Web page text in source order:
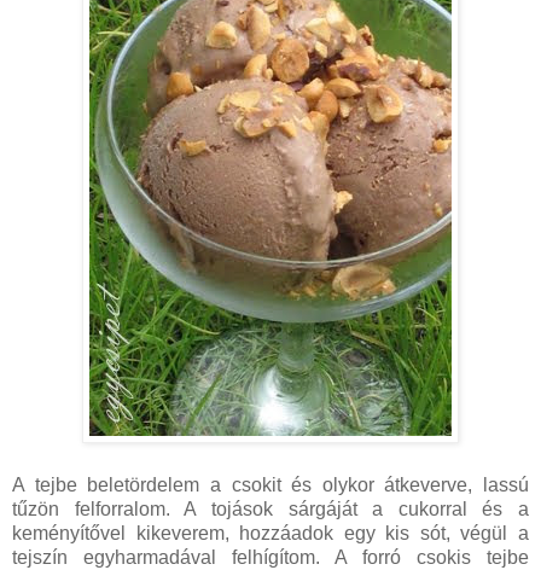
A tejbe beletördelem a csokit és olykor átkeverve, lassú
tűzön felforralom. A tojások sárgáját a cukorral és a
keményítővel kikeverem, hozzáadok egy kis sót, végül a
tejszín egyharmadával felhígítom. A forró csokis tejbe